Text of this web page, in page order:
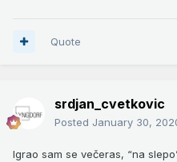
Quote
srdjan_cvetkovic
Posted January 30,
Igrao sam se večeras, “na